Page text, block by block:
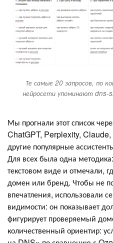
Те самые 20 запросов, по
нейросети упоминают
Мы прогнали этот список
ChatGPT, Perplexity, Claude,
другие популярные
Для всех была одна
текстовом виде и отмечали,
домен или бренд. Чтобы не
впечатления, использовали
видимости: он показывает
фигурирует проверяемый
количественный ориентир: